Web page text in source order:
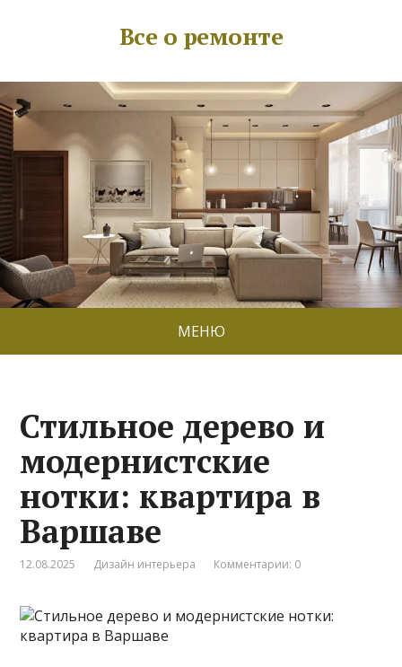
Все о ремонте
МЕНЮ
Стильное дерево и
модернистские
нотки: квартира в
Варшаве
12.08.2025 Дизайн интерьера Комментарии: 0